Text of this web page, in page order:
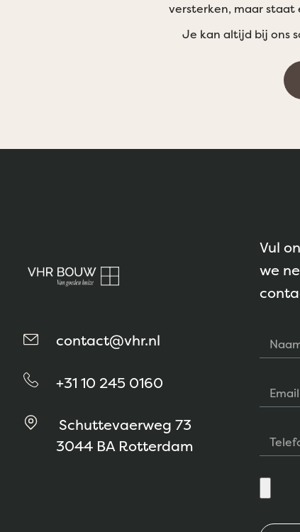
versterken, maar staat
Je kan altijd bij ons
contact@vhr.nl
+31 10 245 0160
Schuttevaerweg 73
3044 BA Rotterdam
Vul
we